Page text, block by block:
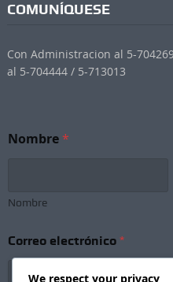
COMUNÍQUESE
Con Administracion al 5-
al 5-704444 / 5-713013
u
r
t
Nombre*
Nombre
Correo electrónico *
We respect your privacy